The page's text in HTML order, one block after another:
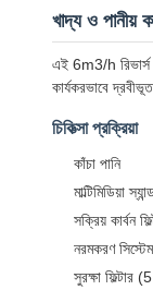
খাদ্য ও পানীয়
এই 6m3/h রিভার্স
কার্যকরভাবে
চিকিত্সা প্রক্রিয়া
কাঁচা পানি
মাল্টিমিডিয়া
সক্রিয় কার্বন
নরমকরণ
সুরক্ষা ফিল্টার